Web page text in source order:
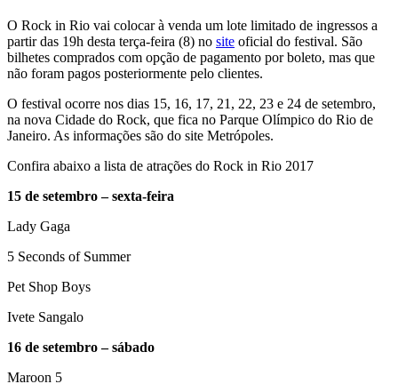
O Rock in Rio vai colocar à venda um lote limitado de ingressos a
partir das 19h desta terça-feira (8) no site oficial do festival. São
bilhetes comprados com opção de pagamento por boleto, mas que
não foram pagos posteriormente pelo clientes.
O festival ocorre nos dias 15, 16, 17, 21, 22, 23 e 24 de setembro,
na nova Cidade do Rock, que fica no Parque Olímpico do Rio de
Janeiro. As informações são do site Metrópoles.
Confira abaixo a lista de atrações do Rock in Rio 2017
15 de setembro – sexta-feira
Lady Gaga
5 Seconds of Summer
Pet Shop Boys
Ivete Sangalo
16 de setembro – sábado
Maroon 5